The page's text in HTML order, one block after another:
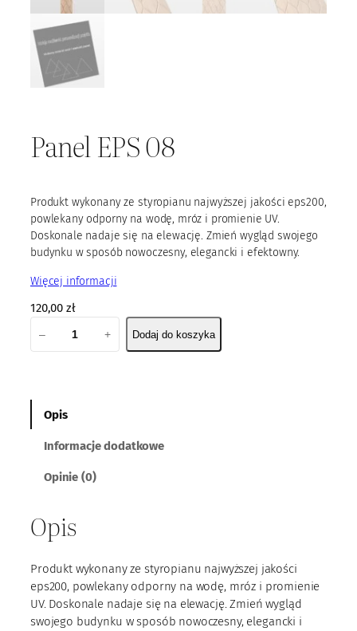
Panel EPS 08
Produkt wykonany ze styropianu najwyższej jakości eps200,
powlekany odporny na wodę, mróz i promienie UV.
Doskonale nadaje się na elewację. Zmień wygląd swojego
budynku w sposób nowoczesny, elegancki i efektowny.
Więcej informacji
120,00 zł
a
P
S
8
– + Dodaj do koszyka
Opis
Informacje dodatkowe
Opinie (0)
Opis
Produkt wykonany ze styropianu najwyższej jakości
eps200, powlekany odporny na wodę, mróz i promienie
UV. Doskonale nadaje się na elewację. Zmień wygląd
swojego budynku w sposób nowoczesny, elegancki i